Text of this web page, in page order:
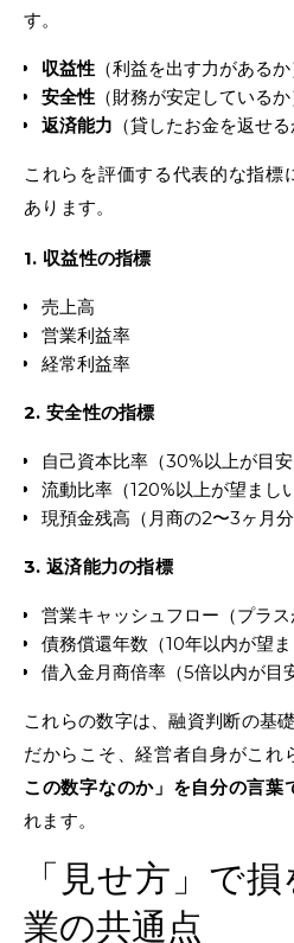
す。
収益性 （利益を出す力があるか
安全性 （財務が安定しているか
返済能力 （貸したお金を返せる
これらを評価する代表的な指
あります。
1. 収益性の指標
売上高
営業利益率
経常利益率
2. 安全性の指標
自己資本比率（30%以上が目安
流動比率（120%以上が望ましい
現預金残高（月商の2〜3ヶ月分
3. 返済能力の指標
営業キャッシュフロー（プラス
債務償還年数（10年以内が望ま
借入金月商倍率（5倍以内が目
これらの数字は、融資判断の基礎
だからこそ、経営者自身がこれ
この数字なのか」を自分の言葉
れます。
「見せ方」で
業の共通点